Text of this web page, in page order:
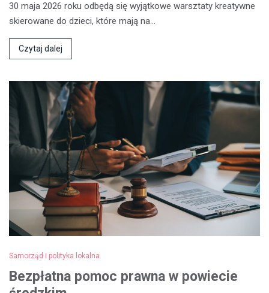
30 maja 2026 roku odbędą się wyjątkowe warsztaty kreatywne
skierowane do dzieci, które mają na…
Czytaj dalej
Samorząd i polityka lokalna
Bezpłatna pomoc prawna w powiecie